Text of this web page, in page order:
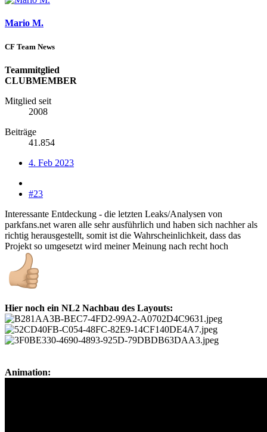
Mario M.
CF Team News
Teammitglied
CLUBMEMBER
Mitglied seit
2008
Beiträge
41.854
4. Feb 2023
#23
Interessante Entdeckung - die letzten Leaks/Analysen von
parkfans.net waren alle sehr ausführlich und haben sich nachher als
richtig herausgestellt, somit ist die Wahrscheinlichkeit, dass das
Projekt so umgesetzt wird meiner Meinung nach recht hoch
Hier noch ein NL2 Nachbau des Layouts:
Animation: